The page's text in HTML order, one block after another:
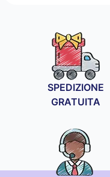
SPEDIZIONE
GRATUITA